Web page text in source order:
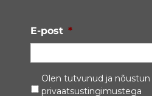
E-post *
Privaatsustingimused *
Olen tutvunud ja nõustun
privaatsustingimustega